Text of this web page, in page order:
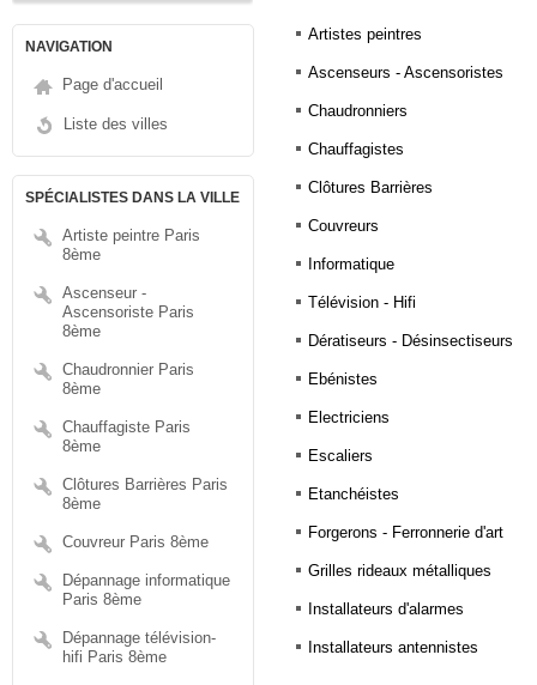
NAVIGATION
Page d'accueil
Liste des villes
SPÉCIALISTES DANS LA VILLE
Artiste peintre Paris
8ème
Ascenseur -
Ascensoriste Paris
8ème
Chaudronnier Paris
8ème
Chauffagiste Paris
8ème
Clôtures Barrières Paris
8ème
Couvreur Paris 8ème
Dépannage informatique
Paris 8ème
Dépannage télévision-
hifi Paris 8ème
Artistes peintres
Ascenseurs - Ascensoristes
Chaudronniers
Chauffagistes
Clôtures Barrières
Couvreurs
Informatique
Télévision - Hifi
Dératiseurs - Désinsectiseurs
Ebénistes
Electriciens
Escaliers
Etanchéistes
Forgerons - Ferronnerie d'art
Grilles rideaux métalliques
Installateurs d'alarmes
Installateurs antennistes